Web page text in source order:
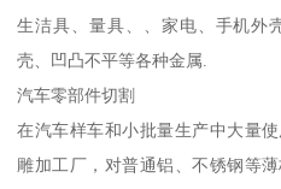
生洁具、量具、、家电、手机外
壳、凹凸不平等各种金属.
汽车零部件切割
在汽车样车和小批量生产中大量
雕加工厂，对普通铝、不锈钢等